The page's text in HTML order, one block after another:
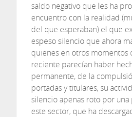
saldo negativo que les ha
encuentro con la realidad
del que esperaban) el que
espeso silencio que ahora
quienes en otros momentos
reciente parecían haber
permanente, de la
portadas y titulares, su
silencio apenas roto por una
este sector, que ha